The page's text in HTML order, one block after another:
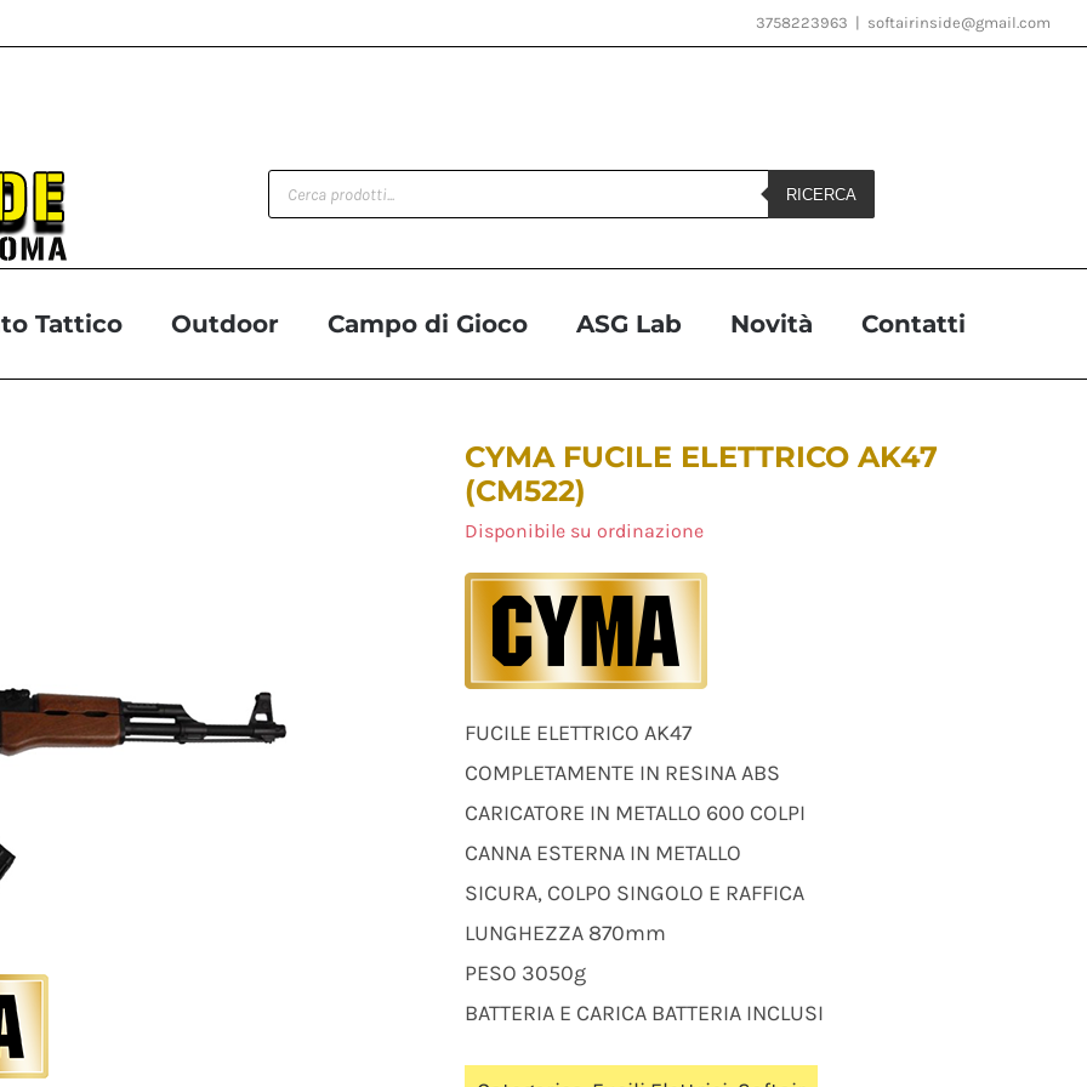
3758223963 softairinside@gmail.com
Products
search
RICERCA
Tattico Outdoor Campo di Gioco ASG Lab Novità Contatti
CYMA FUCILE ELETTRICO AK47
(CM522)
Disponibile su ordinazione
FUCILE ELETTRICO AK47
COMPLETAMENTE IN RESINA ABS
CARICATORE IN METALLO 600 COLPI
CANNA ESTERNA IN METALLO
SICURA, COLPO SINGOLO E RAFFICA
LUNGHEZZA 870mm
PESO 3050g
BATTERIA E CARICA BATTERIA INCLUSI